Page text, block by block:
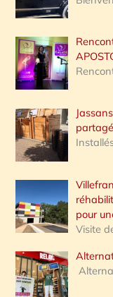
pour
Visite